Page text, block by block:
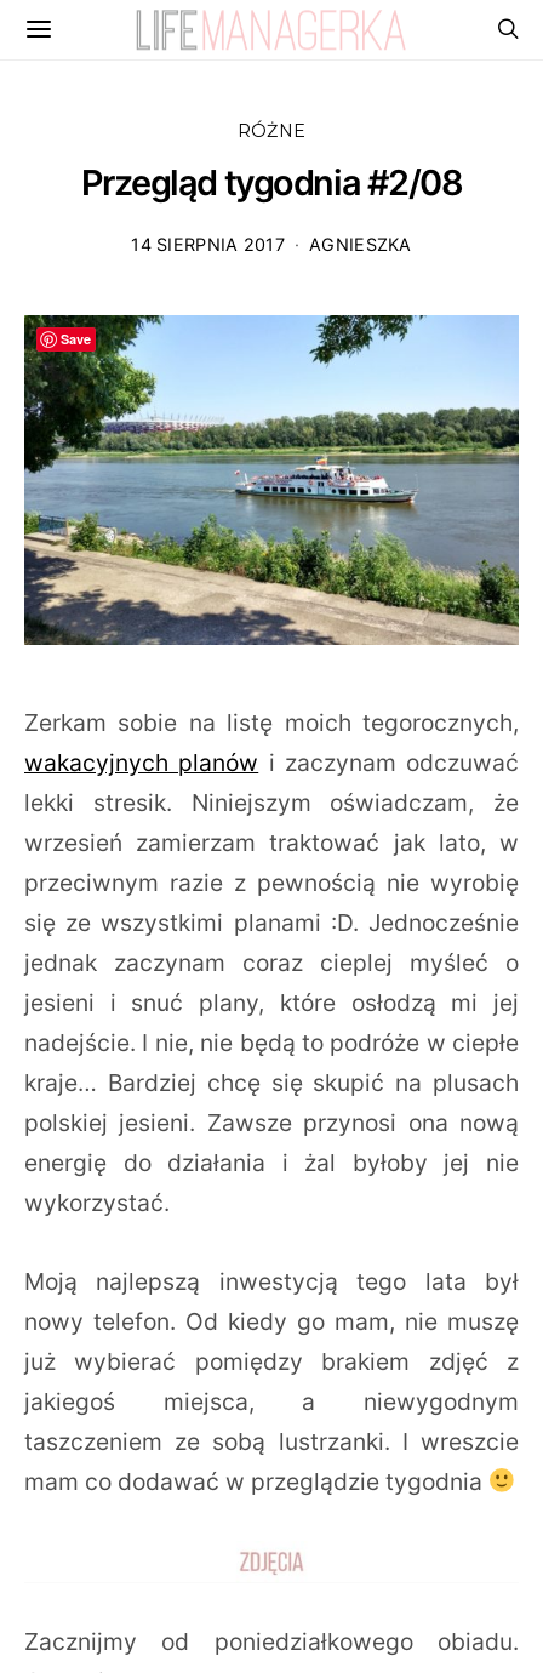
RÓŻNE
Przegląd tygodnia #2/08
14 SIERPNIA 2017 AGNIESZKA
Zerkam sobie na listę moich tegorocznych,
wakacyjnych planów i zaczynam odczuwać
lekki stresik. Niniejszym oświadczam, że
wrzesień zamierzam traktować jak lato, w
przeciwnym razie z pewnością nie wyrobię
się ze wszystkimi planami :D. Jednocześnie
jednak zaczynam coraz cieplej myśleć o
jesieni i snuć plany, które osłodzą mi jej
nadejście. I nie, nie będą to podróże w ciepłe
kraje… Bardziej chcę się skupić na plusach
polskiej jesieni. Zawsze przynosi ona nową
energię do działania i żal byłoby jej nie
wykorzystać.
Moją najlepszą inwestycją tego lata był
nowy telefon. Od kiedy go mam, nie muszę
już wybierać pomiędzy brakiem zdjęć z
jakiegoś miejsca, a niewygodnym
taszczeniem ze sobą lustrzanki. I wreszcie
mam co dodawać w przeglądzie tygodnia
Zacznijmy od poniedziałkowego obiadu.
Save